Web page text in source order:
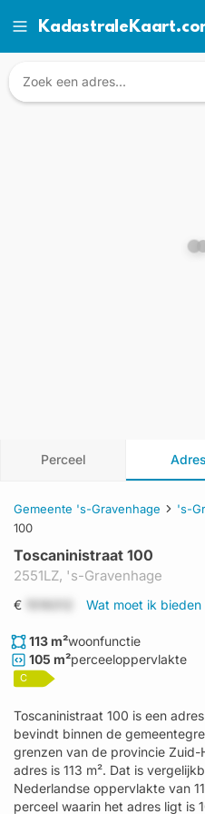
Perceel Adres
Gemeente 's-Gravenhage 's-
100
Toscaninistraat 100
2551LZ, 's-Gravenhage
€ Wat moet ik
113 m²woonfunctie
105 m²perceeloppervlakte
C
Toscaninistraat 100 is een
bevindt binnen de
grenzen van de provincie
adres is 113 m². Dat is
Nederlandse oppervlakte van
perceel waarin het adres ligt is